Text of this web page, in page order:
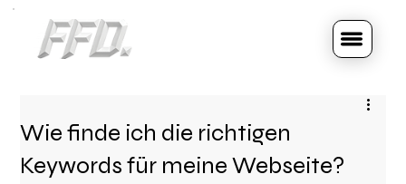
Wie finde ich die richtigen
Keywords für meine Webseite?